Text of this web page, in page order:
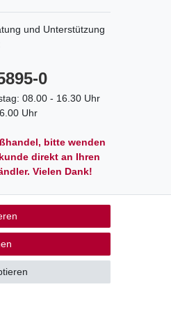
und Unterstützung
0
08.00 - 16.30 Uhr
Uhr
bitte wenden
direkt an Ihren
Vielen Dank!